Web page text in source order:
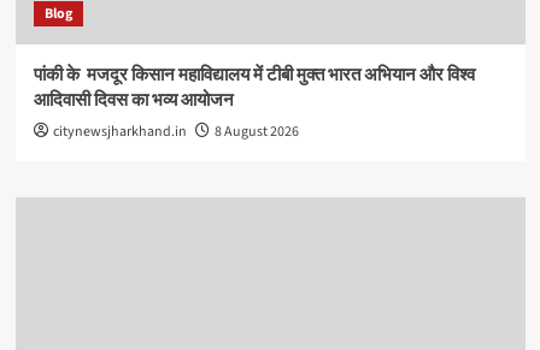
Blog
पांकी के ​ मजदूर किसान महाविद्यालय में टीबी मुक्त भारत अभियान और विश्व
आदिवासी दिवस का भव्य आयोजन
citynewsjharkhand.in 8 August 2026